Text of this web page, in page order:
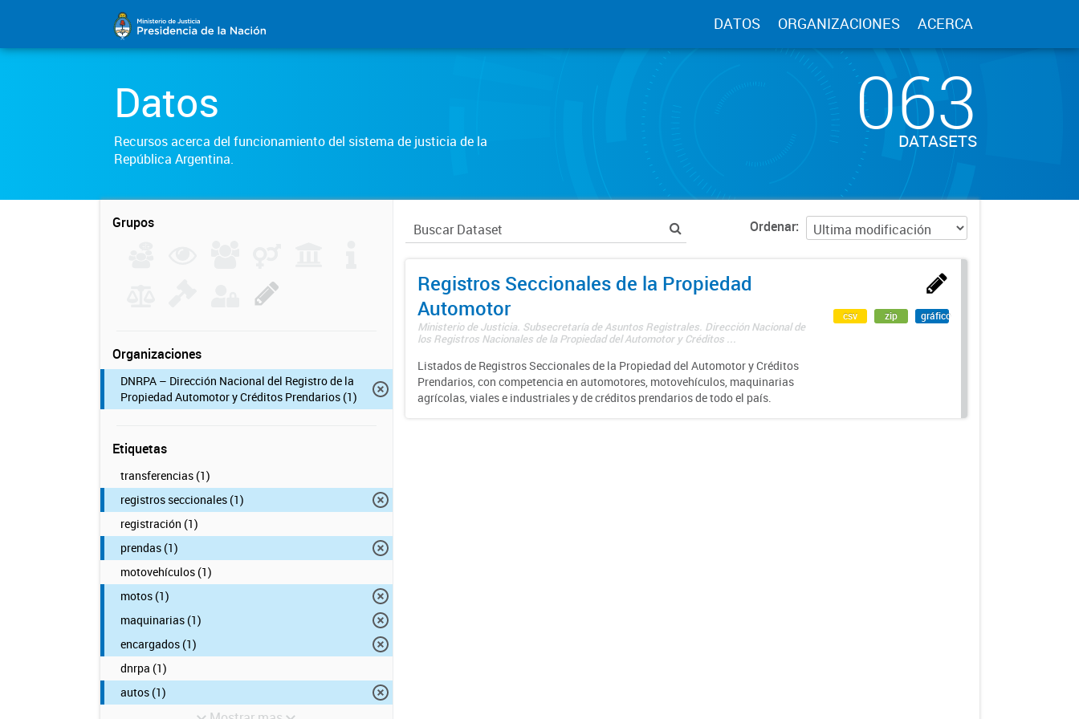
DATOS ORGANIZACIONES ACERCA
Datos
Recursos acerca del funcionamiento del sistema de justicia de la
República Argentina.
063
DATASETS
Grupos
Organizaciones
DNRPA – Dirección Nacional del Registro de la
Propiedad Automotor y Créditos Prendarios (1)
Etiquetas
transferencias (1)
registros seccionales (1)
registración (1)
prendas (1)
motovehículos (1)
motos (1)
maquinarias (1)
encargados (1)
dnrpa (1)
autos (1)
Ordenar
Registros Seccionales de la Propiedad
Automotor
Ministerio de Justicia. Subsecretaría de Asuntos Registrales. Dirección Nacional de
los Registros Nacionales de la Propiedad del Automotor y Créditos ...
Listados de Registros Seccionales de la Propiedad del Automotor y Créditos
Prendarios, con competencia en automotores, motovehículos, maquinarias
agrícolas, viales e industriales y de créditos prendarios de todo el país.
csv zip gráfico